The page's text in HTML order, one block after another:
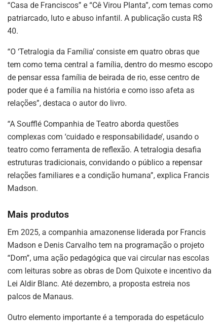
“Casa de Franciscos” e “Cê Virou Planta”, com temas como
patriarcado, luto e abuso infantil. A publicação custa R$
40.
“O ‘Tetralogia da Família’ consiste em quatro obras que
tem como tema central a família, dentro do mesmo escopo
de pensar essa família de beirada de rio, esse centro de
poder que é a família na história e como isso afeta as
relações”, destaca o autor do livro.
“A Soufflé Companhia de Teatro aborda questões
complexas com ‘cuidado e responsabilidade’, usando o
teatro como ferramenta de reflexão. A tetralogia desafia
estruturas tradicionais, convidando o público a repensar
relações familiares e a condição humana”, explica Francis
Madson.
Mais produtos
Em 2025, a companhia amazonense liderada por Francis
Madson e Denis Carvalho tem na programação o projeto
“Dom”, uma ação pedagógica que vai circular nas escolas
com leituras sobre as obras de Dom Quixote e incentivo da
Lei Aldir Blanc. Até dezembro, a proposta estreia nos
palcos de Manaus.
Outro elemento importante é a temporada do espetáculo